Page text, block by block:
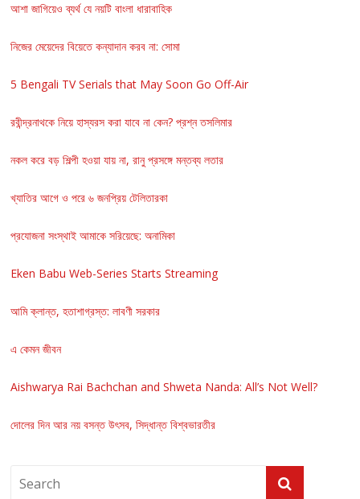
আশা জাগিয়েও ব্যর্থ যে নয়টি বাংলা ধারাবাহিক
নিজের মেয়েদের বিয়েতে কন্যাদান করব না: সোমা
5 Bengali TV Serials that May Soon Go Off-Air
রবীন্দ্রনাথকে নিয়ে হাস্যরস করা যাবে না কেন? প্রশ্ন তসলিমার
নকল করে বড় শিল্পী হওয়া যায় না, রানু প্রসঙ্গে মন্তব্য লতার
খ্যাতির আগে ও পরে ৬ জনপ্রিয় টেলিতারকা
প্রযোজনা সংস্থাই আমাকে সরিয়েছে: অনামিকা
Eken Babu Web-Series Starts Streaming
আমি ক্লান্ত, হতাশাগ্রস্ত: লাবণী সরকার
এ কেমন জীবন
Aishwarya Rai Bachchan and Shweta Nanda: All’s Not Well?
দোলের দিন আর নয় বসন্ত উৎসব, সিদ্ধান্ত বিশ্বভারতীর